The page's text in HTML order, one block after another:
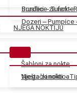
Šabloni za nokte
Vještački nokti –
Sunđeri – Tuferi –
Dozeri – Pumpice
Brusilice za nokte
NJEGA NOKTIJU
Njega zanoktica